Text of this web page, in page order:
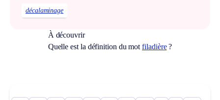
décalaminage
À découvrir
Quelle est la définition du motfiladière?